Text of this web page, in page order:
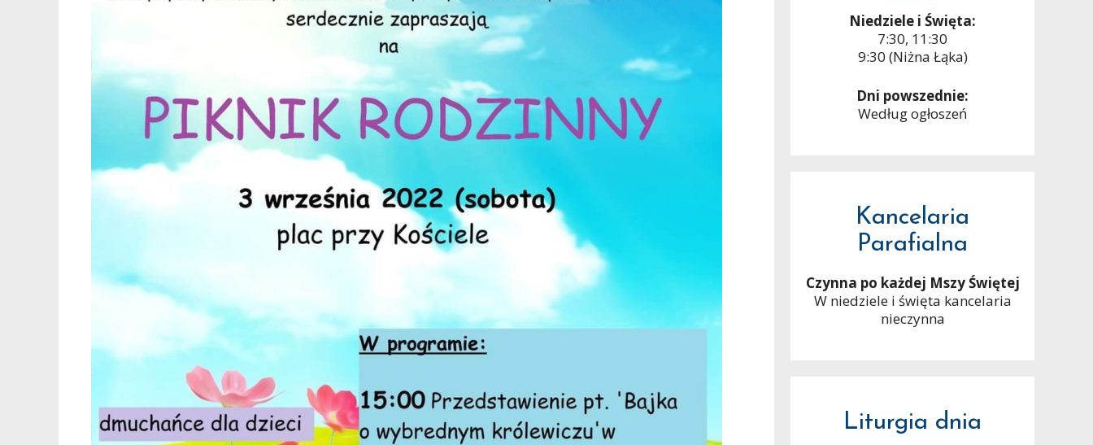
Niedziele i Święta:
7:30, 11:30
9:30 (Niżna Łąka)
Dni powszednie:
Według ogłoszeń
Kancelaria
Parafialna
Czynna po każdej Mszy Świętej
W niedziele i święta kancelaria
nieczynna
Liturgia dnia